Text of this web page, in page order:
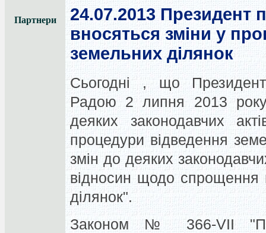
Партнери 24.07.2013 Президент
вносяться зміни у
земельних ділянок
Сьогодні , що
Радою 2 липня 2013
деяких законодавчих
процедури відведення
змін до деяких
відносин щодо спрощення
ділянок".
Законом № 366-VII